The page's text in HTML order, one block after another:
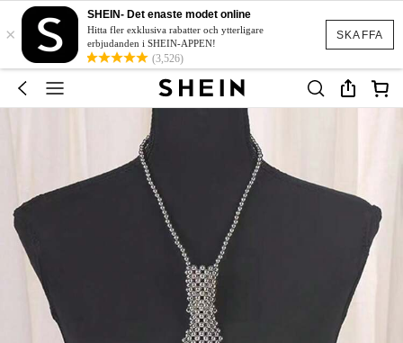
SKAFFA
×
SHEIN- Det enaste modet online
Hitta fler exklusiva rabatter och ytterligare
erbjudanden i SHEIN-APPEN!
(3,526)